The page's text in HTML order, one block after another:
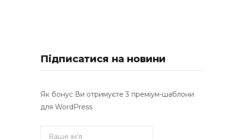
Підписатися на новини
Як бонус Ви отримуєте 3 преміум-шаблони
для WordPress